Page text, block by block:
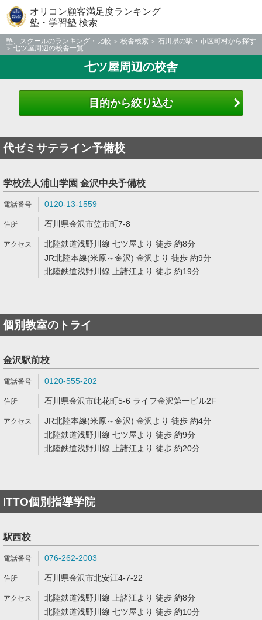
オリコン顧客満足度ランキング
塾・学習塾 検索
塾、スクールのランキング・比較 校舎検索
石川県の駅・市区町村から探す
七ツ屋周辺の校舎一覧
七ツ屋周辺の校舎
目的から絞り込む
代ゼミサテライン予備校
学校法人浦山学園 金沢中央予備校
0120-13-1559
石川県金沢市笠市町7-8
北陸鉄道浅野川線 七ツ屋より 徒歩 約8分
JR北陸本線(米原～金沢) 金沢より 徒歩 約9分
北陸鉄道浅野川線 上諸江より 徒歩 約19分
個別教室のトライ
金沢駅前校
0120-555-202
石川県金沢市此花町5-6 ライフ金沢第一ビル2F
JR北陸本線(米原～金沢) 金沢より 徒歩 約4分
北陸鉄道浅野川線 七ツ屋より 徒歩 約9分
北陸鉄道浅野川線 上諸江より 徒歩 約20分
ITTO個別指導学院
駅西校
076-262-2003
石川県金沢市北安江4-7-22
北陸鉄道浅野川線 上諸江より 徒歩 約8分
北陸鉄道浅野川線 七ツ屋より 徒歩 約10分